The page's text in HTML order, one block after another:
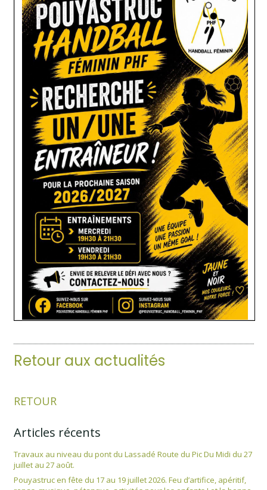
Retour aux actualités
RETOUR
Articles récents
Travaux au niveau du pont du Lassadé Route du Pic Du Midi du 27
juillet au 27 août.
Pouyastruc en fête du 17 au 19 juillet 2026. Feu d’artifice, apéritif,